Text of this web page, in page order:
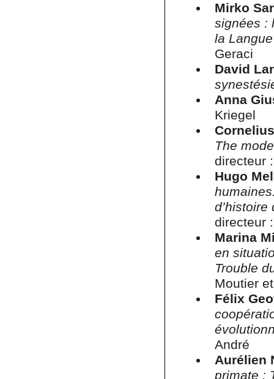
Mirko
signées :
la
Geraci
David
Anna
Kriegel
The
directeur
Hugo
directeur
Marina
en
Trouble
Moutier
Félix
André
Aurélien
primate :